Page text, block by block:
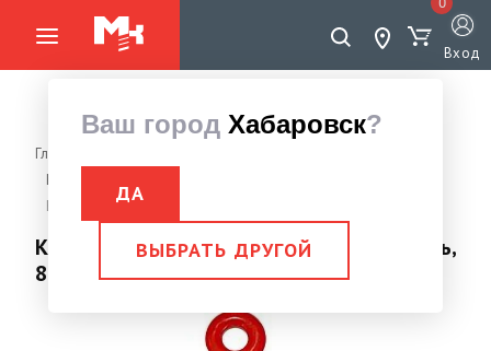
Ваш город Хабаровск?
ДА
ВЫБРАТЬ ДРУГОЙ
Вход
Главная страница
Крюк с широким зевом
Крюк с широким зевом г/п 8,2 тн (16 цепь, 8кл) FORCE LIFTING
Крюк с широким зевом г/п 8,2 тн (16 цепь,
8кл) FORCE LIFTING